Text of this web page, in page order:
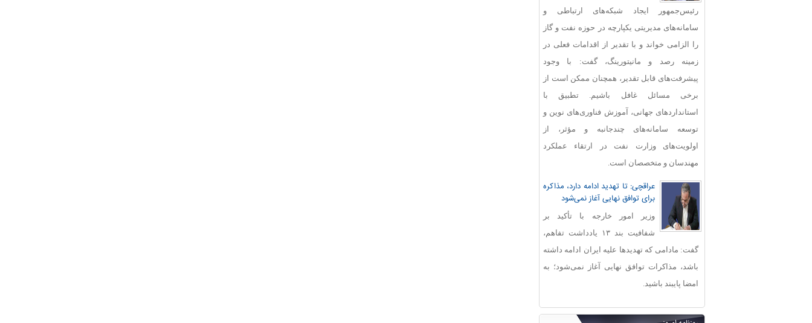
رئیس‌جمهور ایجاد شبکه‌های ارتباطی و
سامانه‌های مدیریتی یکپارچه در حوزه نفت و گاز
را الزامی خواند و با تقدیر از اقدامات فعلی در
زمینه رصد و مانیتورینگ، گفت: با وجود
پیشرفت‌های قابل‌ تقدیر، همچنان ممکن است از
برخی مسائل غافل باشیم. تطبیق با
استانداردهای جهانی، آموزش فناوری‌های نوین و
توسعه سامانه‌های چندجانبه و مؤثر، از
اولویت‌های وزارت نفت در ارتقاء عملکرد
مهندسان و متخصصان است.
عراقچی: تا تهدید ادامه دارد، مذاکره
برای توافق نهایی آغاز نمی‌شود
وزیر امور خارجه با تأکید بر
شفافیت بند ۱۳ یادداشت تفاهم،
گفت: مادامی که تهدیدها علیه ایران ادامه داشته
باشد، مذاکرات توافق نهایی آغاز نمی‌شود؛ به
امضا پایبند باشید.